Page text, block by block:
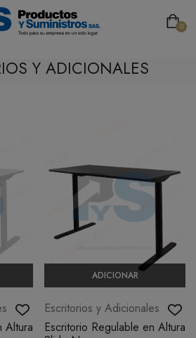
0
Y ADICIONALES
Altura
ADICIONAR
Escritorios y Adicionales
Escritorio Regulable en Altura